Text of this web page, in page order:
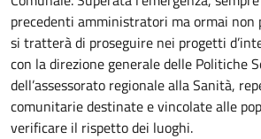
precedenti amministratori ma ormai non
si tratterà di proseguire nei progetti
con la direzione generale delle Politiche
dell’assessorato regionale alla Sanità,
comunitarie destinate e vincolate alle
verificare il rispetto dei luoghi.